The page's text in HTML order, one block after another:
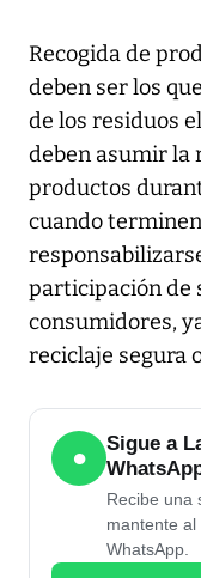
Recogida de
deben ser los
de los residuos
deben asumir la
productos
cuando
participación de
consumidores,
reciclaje segura
●
Sigue a
Recibe una
mantente
WhatsApp.